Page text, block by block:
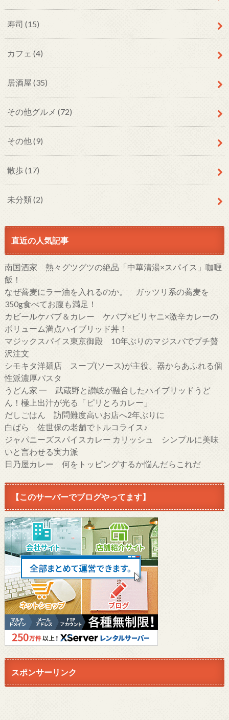
寿司 (15)
カフェ (4)
居酒屋 (35)
その他グルメ (72)
その他 (9)
散歩(17)
未分類(2)
直近の人気記事
南国酒家 熱々グツグツの絶品「中華清湯×スパイス」咖喱
飯！
なぜ蕎麦にラー油を入れるのか。 ガッツリ系の蕎麦を
350g食べてお腹も満足！
カビールケバブ＆カレー ケバブ×ビリヤニ×激辛カレーの
ボリューム満点ハイブリッド丼！
マジックスパイス東京御殿 10年ぶりのマジスパでプチ贅
沢注文
シモキタ洋麺店 スープ(ソース)が主役。器からあふれる個
性派濃厚パスタ
うどん家 一 武蔵野と讃岐が融合したハイブリッドうど
ん！極上出汁が光る「ピリとろカレー」
だしごはん 訪問難度高いお店へ2年ぶりに
白ばら 佐世保の老舗でトルコライス♪
ジャパニーズスパイスカレー カリッシュ シンプルに美味
いと言わせる実力派
日乃屋カレー 何をトッピングするか悩んだらこれだ
【このサーバーでブログやってます】
スポンサーリンク